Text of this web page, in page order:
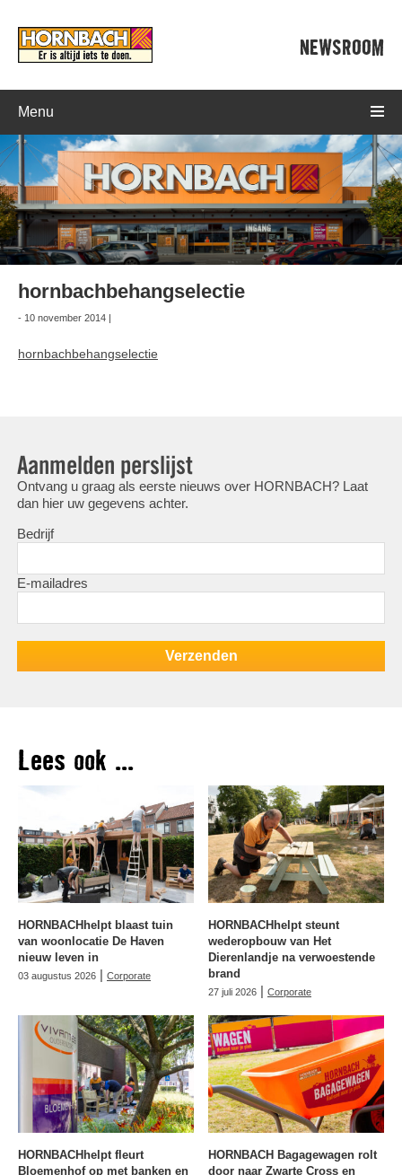
NEWSROOM
Menu
hornbachbehangselectie
- 10 november 2014 |
hornbachbehangselectie
Aanmelden perslijst
Ontvang u graag als eerste nieuws over HORNBACH? Laat
dan hier uw gegevens achter.
Bedrijf
E-mailadres
Lees ook ...
HORNBACHhelpt blaast tuin
van woonlocatie De Haven
nieuw leven in
03 augustus 2026 | Corporate
HORNBACHhelpt steunt
wederopbouw van Het
Dierenlandje na verwoestende
brand
27 juli 2026 | Corporate
HORNBACHhelpt fleurt
Bloemenhof op met banken en
HORNBACH Bagagewagen rolt
door naar Zwarte Cross en